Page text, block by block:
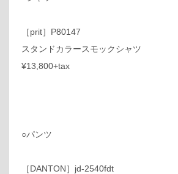
［prit］P80147
スタンドカラースモックシャツ
¥13,800+tax
○パンツ
［DANTON］jd-2540fdt